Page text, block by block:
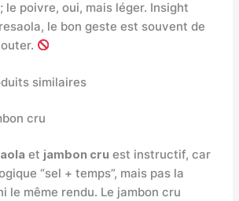
le poivre, oui, mais léger. Insight
le bon geste est souvent de
similaires
cru
et jambon cru est instructif, car
“sel + temps”, mais pas la
le même rendu. Le jambon cru